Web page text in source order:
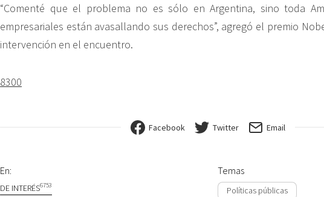
“Comenté que el problema no es sólo en Argentina, sino toda
empresariales están avasallando sus derechos”, agregó el premio
intervención en el encuentro.
8300
Facebook Twitter Email
En:
DE INTERÉS6753
Temas
Políticas públicas